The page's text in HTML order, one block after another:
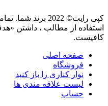
کپی رایت© 2022
استفاده از مطالب ، داشتن
کافیست.
صفحه اصلی
فروشگاه
نوار کناری را باز کنید
لیست علاقه مندی ها
حساب